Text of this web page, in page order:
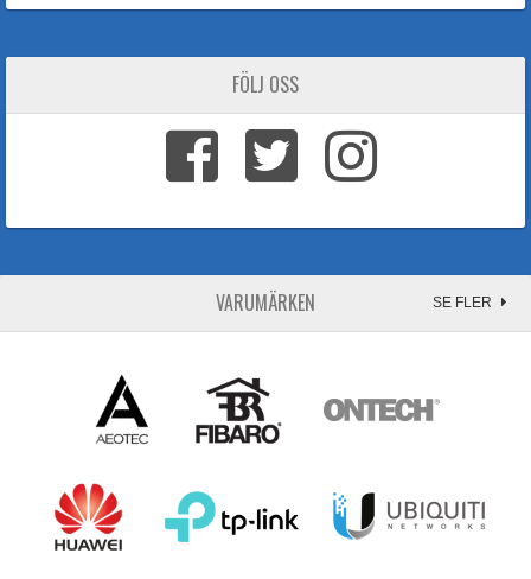
FÖLJ OSS
VARUMÄRKEN SE FLER